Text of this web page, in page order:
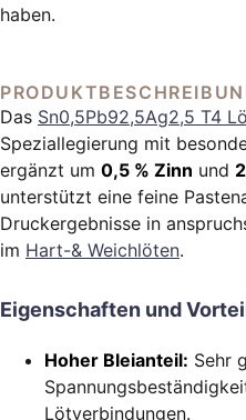
haben.
Das Sn0,5Pb92,5Ag2,5 T4
Speziallegierung mit
ergänzt um 0,5 % Zinn und
unterstützt eine feine
Druckergebnisse in
im Hart-& Weichlöten.
Eigenschaften und
Hoher Bleianteil: Sehr
Lötverbindungen.